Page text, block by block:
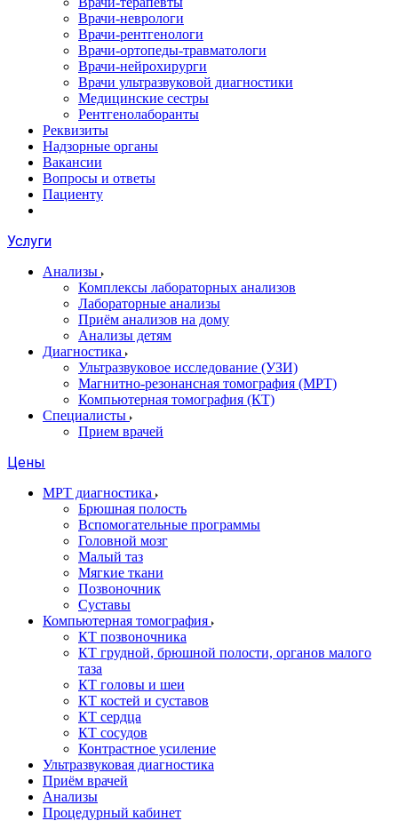
Врачи-неврологи
Врачи-рентгенологи
Врачи-ортопеды-травматологи
Врачи-нейрохирурги
Врачи ультразвуковой диагностики
Медицинские сестры
Рентгенолаборанты
Реквизиты
Надзорные органы
Вакансии
Вопросы и ответы
Пациенту
Услуги
Анализы
Комплексы лабораторных анализов
Лабораторные анализы
Приём анализов на дому
Анализы детям
Диагностика
Ультразвуковое исследование (УЗИ)
Магнитно-резонансная томография (МРТ)
Компьютерная томография (КТ)
Специалисты
Прием врачей
Цены
МРТ диагностика
Брюшная полость
Вспомогательные программы
Головной мозг
Малый таз
Мягкие ткани
Позвоночник
Суставы
Компьютерная томография
КТ позвоночника
КТ грудной, брюшной полости, органов малого
таза
КТ головы и шеи
КТ костей и суставов
КТ сердца
КТ сосудов
Контрастное усиление
Ультразвуковая диагностика
Приём врачей
Анализы
Процедурный кабинет